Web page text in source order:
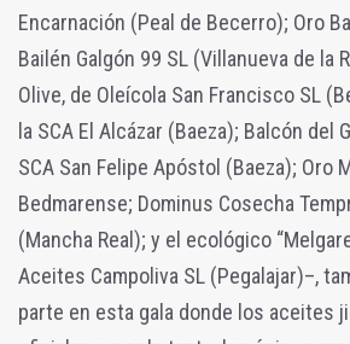
Encarnación (Peal de Becerro); Oro
Bailén Galgón 99 SL (Villanueva de la
Olive, de Oleícola San Francisco SL
la SCA El Alcázar (Baeza); Balcón del
SCA San Felipe Apóstol (Baeza); Oro
Bedmarense; Dominus Cosecha
(Mancha Real); y el ecológico
Aceites Campoliva SL (Pegalajar)–,
parte en esta gala donde los aceites